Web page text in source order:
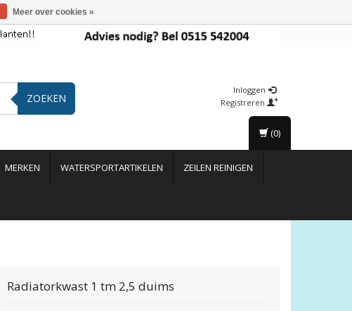
ZOEKEN
Inloggen
Registreren
MERKEN WATERSPORTARTIKELEN ZEILEN REINIGEN
(0)
Radiatorkwast 1 tm 2,5 duims
Meer over cookies »